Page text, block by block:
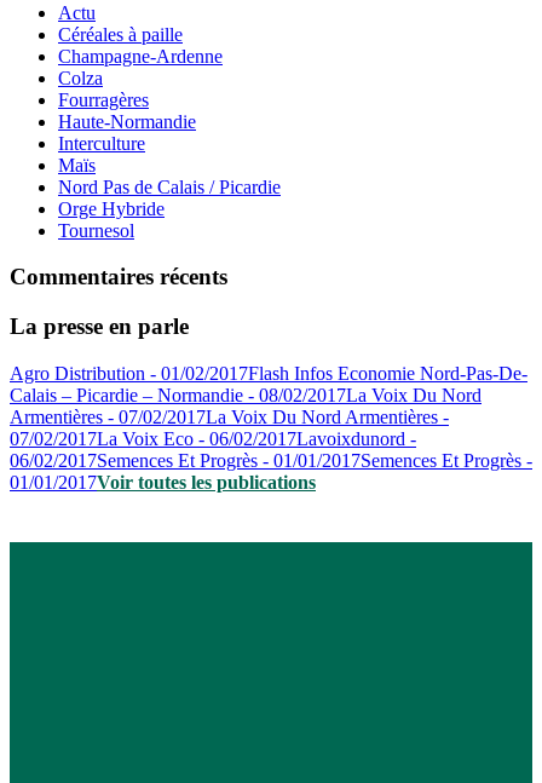
Actu
Céréales à paille
Champagne-Ardenne
Colza
Fourragères
Haute-Normandie
Interculture
Maïs
Nord Pas de Calais / Picardie
Orge Hybride
Tournesol
Commentaires récents
La presse en parle
Agro Distribution - 01/02/2017Flash Infos Economie Nord-Pas-De-
Calais – Picardie – Normandie - 08/02/2017La Voix Du Nord
Armentières - 07/02/2017La Voix Du Nord Armentières -
07/02/2017La Voix Eco - 06/02/2017Lavoixdunord -
06/02/2017Semences Et Progrès - 01/01/2017Semences Et Progrès -
01/01/2017Voir toutes les publications